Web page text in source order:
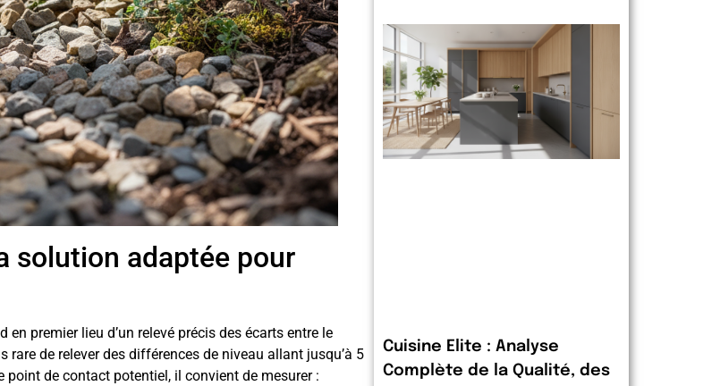
solution adaptée pour
premier lieu d’un relevé précis des écarts entre le
rare de relever des différences de niveau allant jusqu’à 5
de contact potentiel, il convient de mesurer :
Cuisine Elite : Analyse
Complète de la Qualité, des